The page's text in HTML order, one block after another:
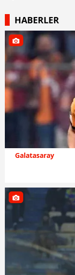
HABERLER
Galatasaray